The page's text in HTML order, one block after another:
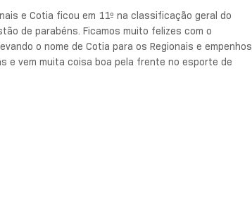
e Cotia ficou em 11º na classificação geral do
de parabéns. Ficamos muito felizes com o
o nome de Cotia para os Regionais e empenhos
e vem muita coisa boa pela frente no esporte de